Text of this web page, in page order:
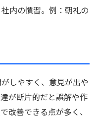
内の慣習。例：朝礼の
しやすく、意見が出や
が断片的だと誤解や作
改善できる点が多く、